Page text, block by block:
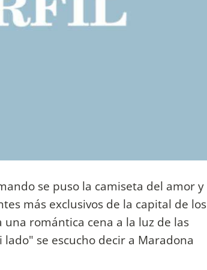
se puso la camiseta del amor y
más exclusivos de la capital de los
romántica cena a la luz de las
se escucho decir a Maradona